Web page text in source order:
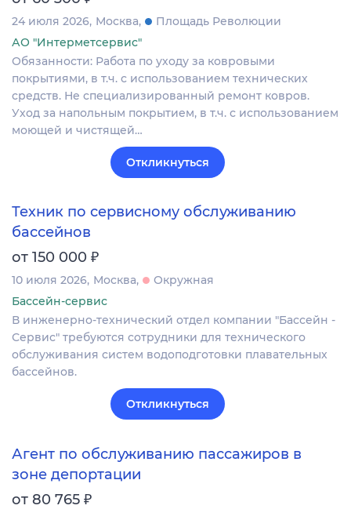
24 июля 2026 Москва
Площадь Революции
АО "Интерметсервис"
Обязанности: Работа по уходу за ковровыми
покрытиями, в т.ч. с использованием технических
средств. Не специализированный ремонт ковров.
Уход за напольным покрытием, в т.ч. с использованием
моющей и чистящей…
Откликнуться
Техник по сервисному обслуживанию
бассейнов
от 150 000 ₽
10 июля 2026 Москва
Окружная
Бассейн-сервис
В инженерно-технический отдел компании "Бассейн -
Сервис" требуются сотрудники для технического
обслуживания систем водоподготовки плавательных
бассейнов.
Откликнуться
Агент по обслуживанию пассажиров в
зоне депортации
от 80 765 ₽